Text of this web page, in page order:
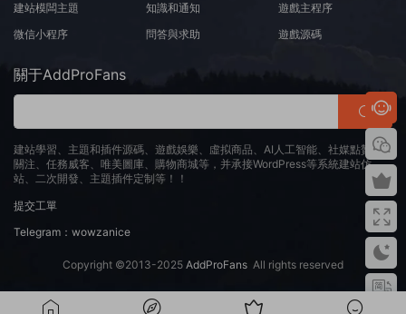
建站模闆主題
微信小程序
知識和通知
問答與求助
遊戲主程序
遊戲源碼
關于AddProFans
建站學習、主題和插件源碼、遊戲娛樂、虛拟商品、AI人工智能、社媒點贊、
關注、任務威客、唯美圖庫、購物商城等，并承接WordPress等系統建站仿
站、二次開發、主題插件定制等！！
提交工單
Telegram：wowzanice
Copyright ©2013-2025 AddProFans All rights reserved